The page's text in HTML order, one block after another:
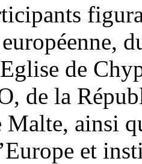
de
de la
ainsi
et